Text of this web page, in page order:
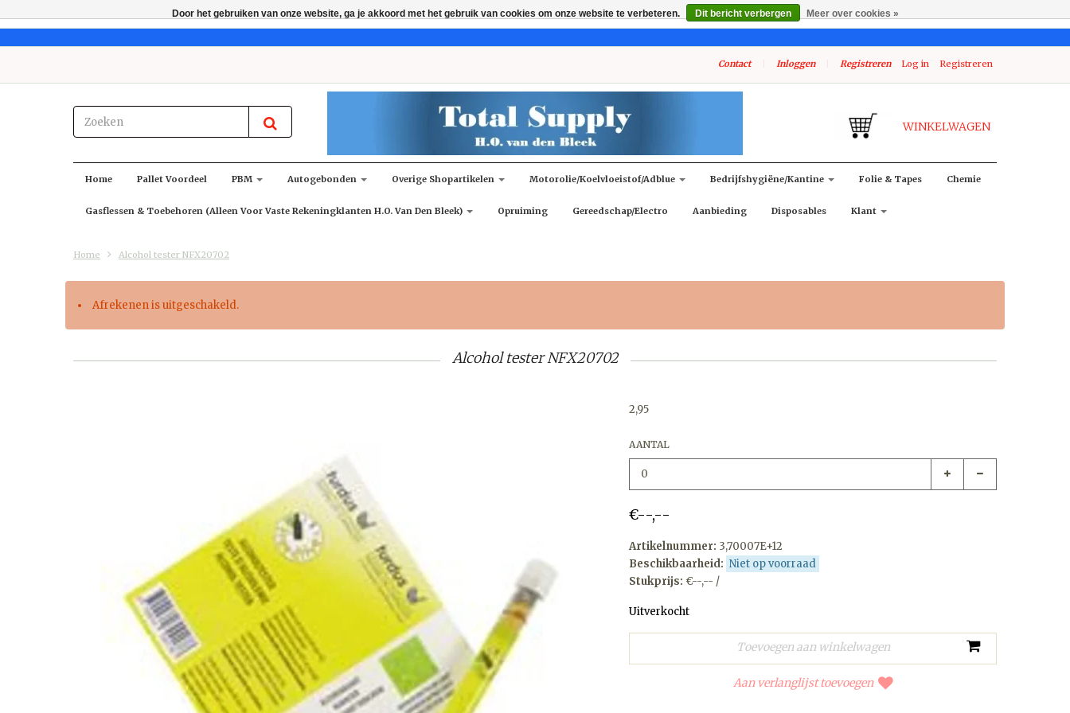
Contact Inloggen Registreren Log in Registreren
WINKELWAGEN
Home Pallet Voordeel PBM Autogebonden Overige Shopartikelen Motorolie/koelvloeistof/adblue Bedrijfshygiëne/kantine Folie & Tapes Chemie
Gasflessen & Toebehoren (alleen Voor Vaste Rekeningklanten H.O. Van Den Bleek) Opruiming Gereedschap/Electro Aanbieding Disposables Klant
Home Alcohol tester NFX20702
Afrekenen is uitgeschakeld.
Alcohol tester NFX20702
2,95
AANTAL
€--,--
Artikelnummer: 3,70007E+12
Beschikbaarheid: Niet op voorraad
Stukprijs: €--,-- /
Uitverkocht
Aan verlanglijst toevoegen
Door het gebruiken van onze website, ga je akkoord met het gebruik van cookies om onze website te verbeteren. Dit bericht verbergen Meer over cookies »